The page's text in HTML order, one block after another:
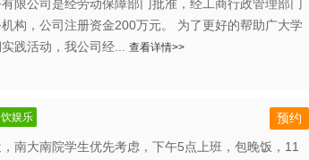
限公司是经劳动保障部门批准，经工商行政管理部门
构，公司注册资金200万元。 为了更好的帮助广大学
践活动，我公司经... 查看详情>>
娱乐
南大南院学生优先考虑，下午5点上班，包晚饭，11
预约